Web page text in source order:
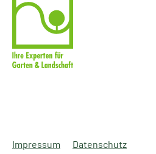
Impressum Datenschutz